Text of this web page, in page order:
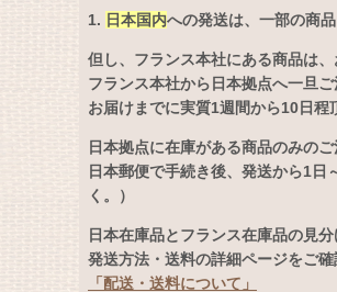
1. 日本国内への発送は、 一部の商
但し、フランス本社にある商品は、
フランス本社から日本拠点へ一旦
お届けまでに実質1週間から10日程
日本拠点に在庫がある商品のみのご
日本郵便で手続き後、発送から1
く。）
日本在庫品とフランス在庫品の見分
発送方法・送料の詳細ページをご確
「配送・送料について」